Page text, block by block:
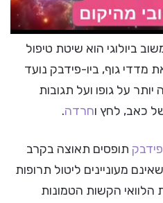
ביולוגי הוא שיטת טיפול
גוף, ביו-פידבק נועד
על גופו ועל תגובות
של כאב, לחץ וחרדה.
פידבק תופסים תאוצה בקרב
מעוניינים ליטול תרופות
הקשות הטמונות